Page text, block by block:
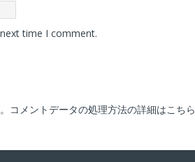
time I comment.
コメントデータの処理方法の詳細はこちら